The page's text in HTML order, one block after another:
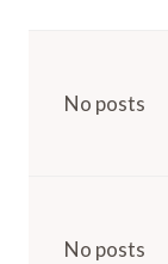
No posts
No posts